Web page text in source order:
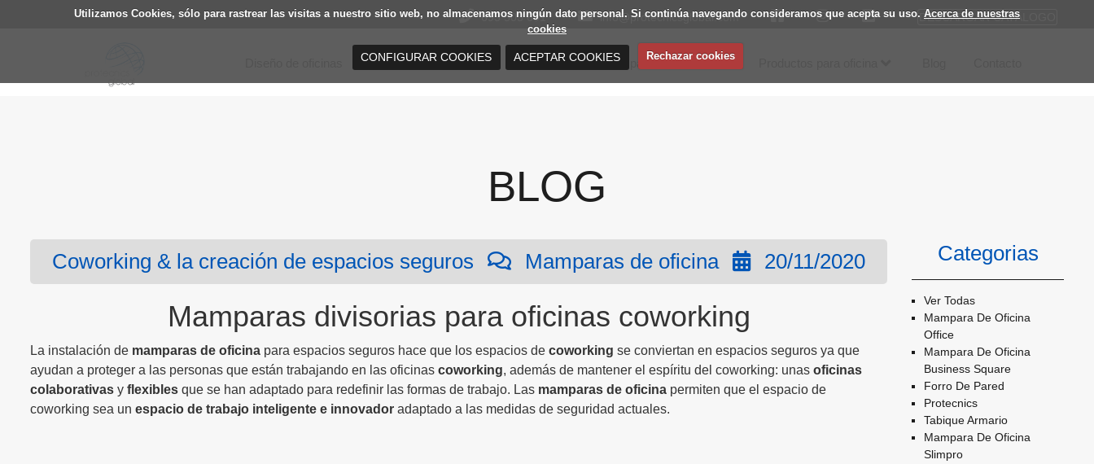
Utilizamos Cookies, sólo para rastrear las visitas a nuestro sitio web, no almacenamos ningún dato personal. Si continúa navegando consideramos que acepta su uso. Acerca de nuestras
cookies
CONFIGURAR COOKIES ACEPTAR COOKIES Rechazar cookies
693 503 691 info@protecnicsglobal.com DESCARGAR CATÁLOGO
Mamparas de oficina Distribuidores de mamparas de oficina
BLOG
Coworking & la creación de espacios seguros Mamparas de oficina 20/11/2020
Mamparas divisorias para oficinas coworking
La instalación de mamparas de oficina para espacios seguros hace que los espacios de coworking se conviertan en espacios seguros ya que
ayudan a proteger a las personas que están trabajando en las oficinas coworking, además de mantener el espíritu del coworking: unas oficinas
colaborativas y flexibles que se han adaptado para redefinir las formas de trabajo. Las mamparas de oficina permiten que el espacio de
coworking sea un espacio de trabajo inteligente e innovador adaptado a las medidas de seguridad actuales.
Categorias
Ver Todas
Mampara De Oficina
Office
Mampara De Oficina
Business Square
Forro De Pared
Protecnics
Tabique Armario
Mampara De Oficina
Slimpro